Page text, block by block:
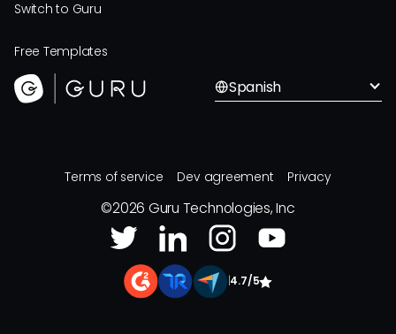
Switch to Guru
Free Templates
Spanish
Terms of service Dev agreement Privacy
©2026 Guru Technologies, Inc
4.7/5